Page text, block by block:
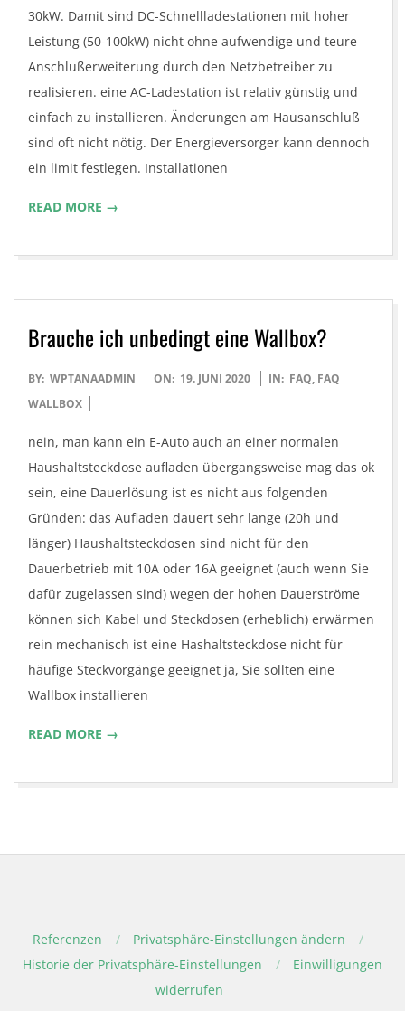
30kW. Damit sind DC-Schnellladestationen mit hoher
Leistung (50-100kW) nicht ohne aufwendige und teure
Anschlußerweiterung durch den Netzbetreiber zu
realisieren. eine AC-Ladestation ist relativ günstig und
einfach zu installieren. Änderungen am Hausanschluß
sind oft nicht nötig. Der Energieversorger kann dennoch
ein limit festlegen. Installationen
READ MORE →
Brauche ich unbedingt eine Wallbox?
2020-
06-
BY: WPTANAADMIN ON: 19. JUNI 2020 IN: FAQ, FAQ
WALLBOX
nein, man kann ein E-Auto auch an einer normalen
Haushaltsteckdose aufladen übergangsweise mag das ok
sein, eine Dauerlösung ist es nicht aus folgenden
Gründen: das Aufladen dauert sehr lange (20h und
länger) Haushaltsteckdosen sind nicht für den
Dauerbetrieb mit 10A oder 16A geeignet (auch wenn Sie
dafür zugelassen sind) wegen der hohen Dauerströme
können sich Kabel und Steckdosen (erheblich) erwärmen
rein mechanisch ist eine Hashaltsteckdose nicht für
häufige Steckvorgänge geeignet ja, Sie sollten eine
Wallbox installieren
READ MORE →
Referenzen
Privatsphäre-Einstellungen ändern
Historie der Privatsphäre-Einstellungen
Einwilligungen
widerrufen